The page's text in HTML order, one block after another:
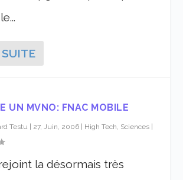
UN MVNO: FNAC MOBILE
Testu 27, Juin, 2006 High Tech, Sciences
la désormais très